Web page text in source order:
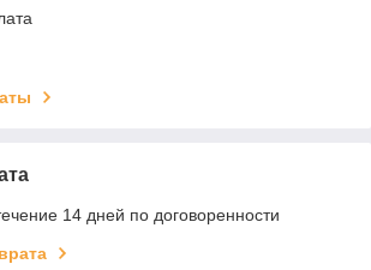
14 дней по договоренности